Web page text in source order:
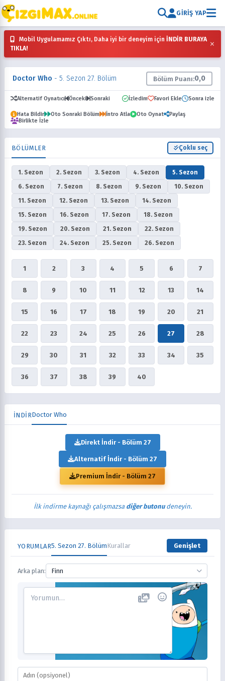
GIRIŞ YAP
Mobil Uygulamamız Çıktı, Daha iyi bir deneyim için İNDİR BURAYA
TIKLA!
×
Doctor Who - 5. Sezon 27. Bölüm Bölüm Puanı:0,0
Alternatif Oynatıcı Önceki Sonraki İzledim Favori Ekle Sonra izle
Hata Bildir Oto Sonraki Bölüm İntro Atla Oto Oynat
Paylaş
Birlikte İzle
BÖLÜMLER Çoklu seç
1. Sezon 2. Sezon 3. Sezon 4. Sezon
5. Sezon
6. Sezon
7. Sezon 8. Sezon 9. Sezon
10. Sezon
11. Sezon
12. Sezon 13. Sezon
14. Sezon
15. Sezon
16. Sezon 17. Sezon
18. Sezon
19. Sezon
20. Sezon 21. Sezon
22. Sezon
23. Sezon
24. Sezon 25. Sezon 26. Sezon
1 2 3 4 5 6 7
8 9 10 11 12 13 14
15 16 17 18 19 20 21
22 23 24 25 26 27 28
29 30 31 32 33 34 35
36 37 38 39 40
İNDİRDoctor Who
Direkt İndir - Bölüm 27
Alternatif İndir - Bölüm 27
Premium İndir - Bölüm 27
İlk indirme kaynağı çalışmazsa diğer butonudeneyin.
YORUMLAR5. Sezon 27. BölümKurallar Genişlet
Arka plan: Finn